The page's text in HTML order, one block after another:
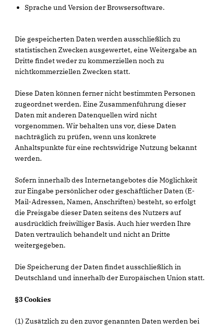
Sprache und Version der Browsersoftware.
Die gespeicherten Daten werden ausschließlich zu
statistischen Zwecken ausgewertet, eine Weitergabe an
Dritte findet weder zu kommerziellen noch zu
nichtkommerziellen Zwecken statt.
Diese Daten können ferner nicht bestimmten Personen
zugeordnet werden. Eine Zusammenführung dieser
Daten mit anderen Datenquellen wird nicht
vorgenommen. Wir behalten uns vor, diese Daten
nachträglich zu prüfen, wenn uns konkrete
Anhaltspunkte für eine rechtswidrige Nutzung bekannt
werden.
Sofern innerhalb des Internetangebotes die Möglichkeit
zur Eingabe persönlicher oder geschäftlicher Daten (E-
Mail-Adressen, Namen, Anschriften) besteht, so erfolgt
die Preisgabe dieser Daten seitens des Nutzers auf
ausdrücklich freiwilliger Basis. Auch hier werden Ihre
Daten vertraulich behandelt und nicht an Dritte
weitergegeben.
Die Speicherung der Daten findet ausschließlich in
Deutschland und innerhalb der Europäischen Union statt.
§3 Cookies
(1) Zusätzlich zu den zuvor genannten Daten werden bei